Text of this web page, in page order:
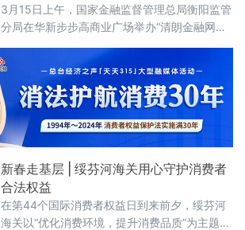
3月15日上午，国家金融监督管理总局衡阳监管
分局在华新步步高商业广场举办“清朗金融网络
保护教育宣传活动，切实提升金融消费者风险
防范意识和自我保护能力。中国人寿财险衡阳
市中心支公司副总经理彭毅带领中支客管部、
城区机构员工积极参与本次活动，切实履行金
融机构消保主体责任。 活动现场，公司精心布
置标准化宣传展台，同步设置互动打卡游戏环
节，以趣
新春走基层 | 绥芬河海关用心守护消费者
合法权益
在第44个国际消费者权益日到来前夕，绥芬河
海关以“优化消费环境，提升消费品质”为主题，